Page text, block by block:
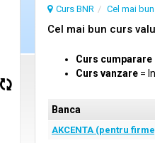
Curs BNR Cel mai
Cel mai bun curs
Curs cumparare
Curs vanzare =
Banca
AKCENTA (pentru